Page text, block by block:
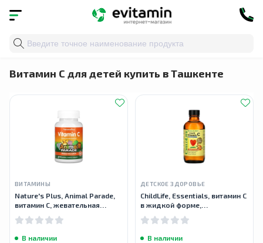
Главная Детское здоровье
Витамин С для детей купить в Ташкенте
ВИТАМИНЫ
Nature's Plus, Animal Parade,
витамин C, жевательная
добавка без сахара для
детей, 90 таблеток
В наличии
ДЕТСКОЕ ЗДОРОВЬЕ
ChildLife, Essentials, витамин C
в жидкой форме,
натуральный апельсиновый
вкус, 118,5 мл (4 жидк. унции)
В наличии